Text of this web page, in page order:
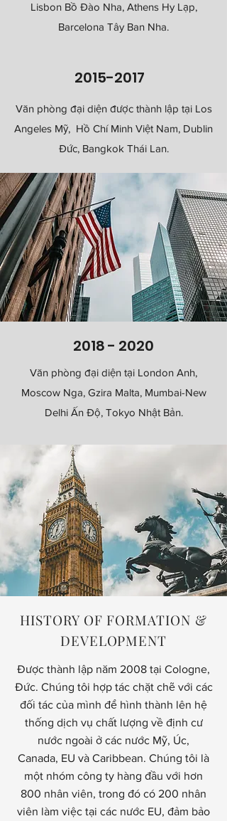
Lisbon Bồ Đào Nha, Athens Hy Lạp,
Barcelona Tây Ban Nha.
2015-2017
Văn phòng đại diện được thành lập tại Los
Angeles Mỹ, Hồ Chí Minh Việt Nam, Dublin
Đức, Bangkok Thái Lan.
2018 - 2020
Văn phòng đại diện tại London Anh,
Moscow Nga, Gzira Malta, Mumbai-New
Delhi Ấn Độ, Tokyo Nhật Bản.
HISTORY OF FORMATION &
DEVELOPMENT
Được thành lập năm 2008 tại Cologne,
Đức. Chúng tôi hợp tác chặt chẽ với các
đối tác của mình để hình thành lên hệ
thống dịch vụ chất lượng về định cư
nước ngoài ở các nước Mỹ, Úc,
Canada, EU và Caribbean. Chúng tôi là
một nhóm công ty hàng đầu với hơn
800 nhân viên, trong đó có 200 nhân
viên làm việc tại các nước EU, đảm bảo